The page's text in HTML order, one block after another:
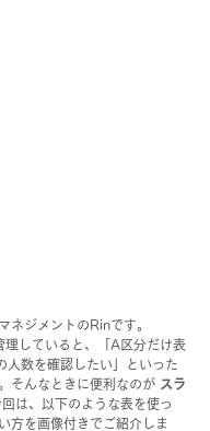
ネジメントのRinです。
理していると、「A区分だけ表
人数を確認したい」といった
そんなときに便利なのが スラ
は、以下のような表を使っ
方を画像付きでご紹介しま